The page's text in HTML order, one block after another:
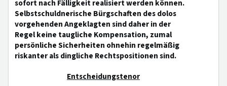
sofort nach Fälligkeit realisiert werden können.
Selbstschuldnerische Bürgschaften des dolos
vorgehenden Angeklagten sind daher in der
Regel keine taugliche Kompensation, zumal
persönliche Sicherheiten ohnehin regelmäßig
riskanter als dingliche Rechtspositionen sind.
Entscheidungstenor